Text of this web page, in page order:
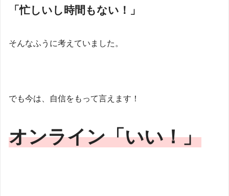
「忙しいし時間もない！」
そんなふうに考えていました。
でも今は、自信をもって言えます！
オンライン「いい！」